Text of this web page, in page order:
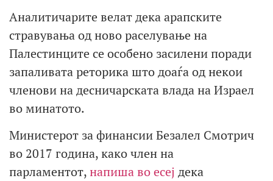
Аналитичарите велат дека арапските
стравувања од ново раселување на
Палестинците се особено засилени поради
запаливата реторика што доаѓа од некои
членови на десничарската влада на Израел
во минатото.
Министерот за финансии Безалел Смотрич
во 2017 година, како член на
парламентот,напиша во есеј дека